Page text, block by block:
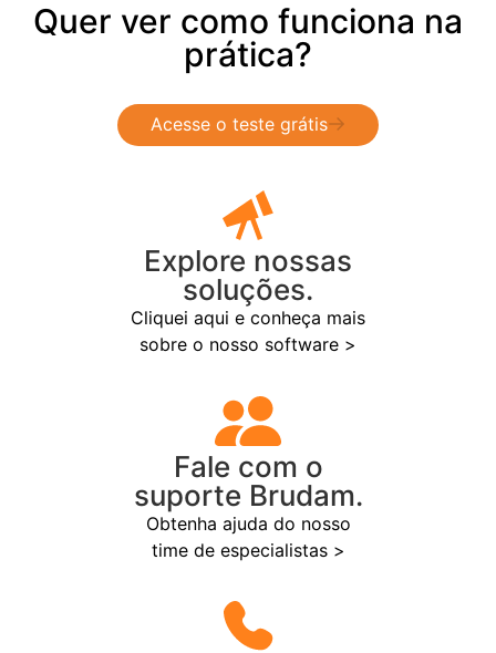
Quer ver como funciona na
prática?
Acesse o teste grátis
Explore nossas
soluções.
Cliquei aqui e conheça mais
sobre o nosso software >
Fale com o
suporte Brudam.
Obtenha ajuda do nosso
time de especialistas >